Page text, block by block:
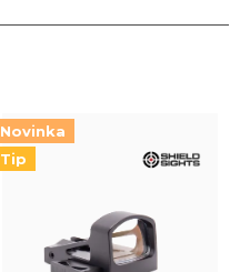
Novinka
Tip